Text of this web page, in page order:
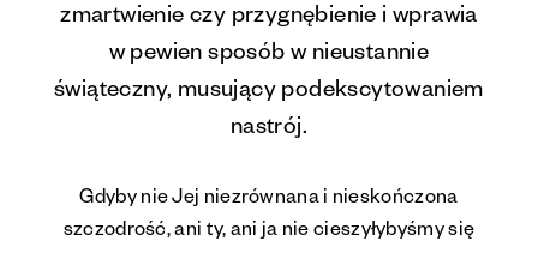
zmartwienie czy przygnębienie i wprawia
w pewien sposób w nieustannie
świąteczny, musujący podekscytowaniem
nastrój.
Gdyby nie Jej niezrównana i nieskończona
szczodrość, ani ty, ani ja nie cieszyłybyśmy się